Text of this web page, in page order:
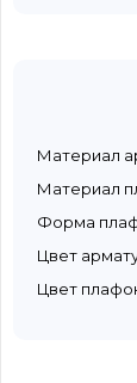
Материал
Материал
Форма
Цвет
Цвет